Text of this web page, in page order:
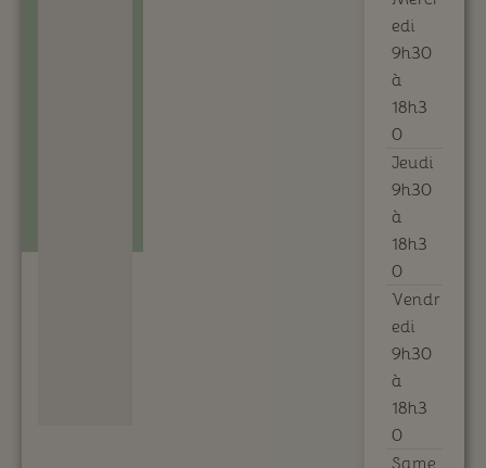
edi
9h30
à
18h3
0
Jeudi
9h30
à
18h3
0
Vendr
edi
9h30
à
18h3
0